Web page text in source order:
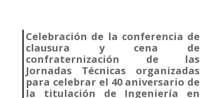
Celebración de la conferencia de
clausura y cena de
confraternización de las
Jornadas Técnicas organizadas
para celebrar el 40 aniversario de
la titulación de Ingeniería en